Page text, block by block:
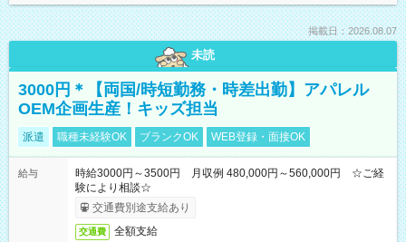
掲載日：2026.08.07
未読
3000円＊【両国/時短勤務・時差出勤】アパレル
OEM企画生産！キッズ担当
派遣 職種未経験OK ブランクOK WEB登録・面接OK
給与
時給3000円～3500円 月収例 480,000円～560,000円 ☆ご経
験により相談☆
交通費別途支給あり
交通費 全額支給